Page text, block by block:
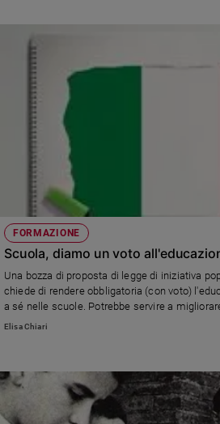
FORMAZIONE
Scuola, diamo un voto
Una bozza di proposta di legge di iniziativa
chiede di rendere obbligatoria (con voto)
a sé nelle scuole. Potrebbe servire a
Elisa Chiari